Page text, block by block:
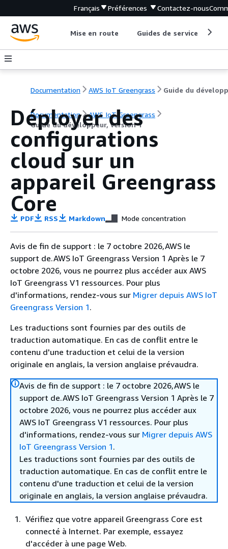
Français Préférences Contactez-nous
Mise en route Guides de service
Documentation AWS IoT Greengrass
Documentation
AWS IoT Greengrass
Guide du développeur, version 1
Déployer des
configurations
cloud sur un
appareil Greengrass
Core
PDF RSS Markdown Mode concentration
Avis de fin de support : le 7 octobre 2026,AWS le
support de.AWS IoT Greengrass Version 1 Après le 7
octobre 2026, vous ne pourrez plus accéder aux AWS
IoT Greengrass V1 ressources. Pour plus
d'informations, rendez-vous sur Migrer depuis AWS IoT
Greengrass Version 1.
Les traductions sont fournies par des outils de
traduction automatique. En cas de conflit entre le
contenu d'une traduction et celui de la version
originale en anglais, la version anglaise prévaudra.
Avis de fin de support : le 7 octobre 2026,AWS le
support de.AWS IoT Greengrass Version 1 Après le 7
octobre 2026, vous ne pourrez plus accéder aux
AWS IoT Greengrass V1 ressources. Pour plus
d'informations, rendez-vous sur Migrer depuis AWS
IoT Greengrass Version 1.
Les traductions sont fournies par des outils de
traduction automatique. En cas de conflit entre le
contenu d'une traduction et celui de la version
originale en anglais, la version anglaise prévaudra.
Vérifiez que votre appareil Greengrass Core est
connecté à Internet. Par exemple, essayez
d'accéder à une page Web.